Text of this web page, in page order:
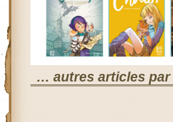
… autres articles par